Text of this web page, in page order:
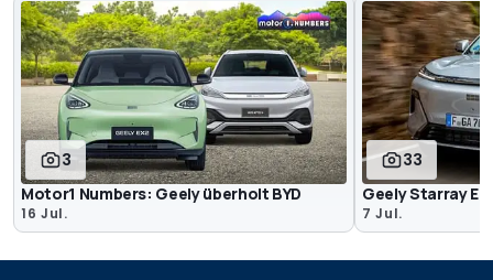
3
Motor1 Numbers: Geely überholt BYD
16 Jul.
33
Geely Starray
7 Jul.